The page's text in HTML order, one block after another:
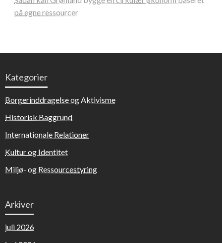
på egne ressourcer
Kategorier
Borgerinddragelse og Aktivisme
Historisk Baggrund
Internationale Relationer
Kultur og Identitet
Miljø- og Ressourcestyring
Arkiver
juli 2026